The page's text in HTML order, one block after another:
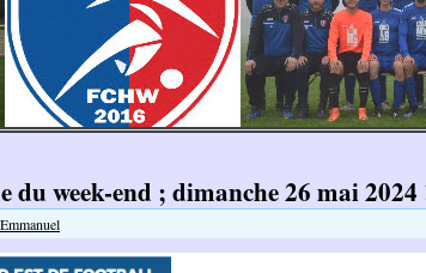
du week-end ; dimanche 26 mai 2024
Emmanuel